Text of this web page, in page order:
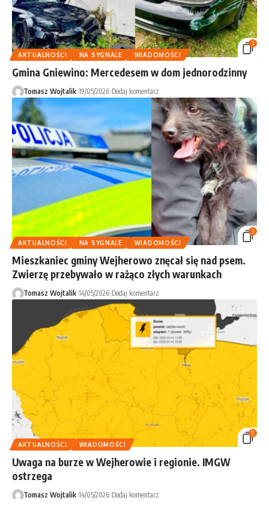
3
AKTUALNOŚCI
NA SYGNALE WIADOMOŚCI
Gmina Gniewino: Mercedesem w dom jednorodzinny
Tomasz Wojtalik 19/05/2026 Dodaj komentarz
3
AKTUALNOŚCI
NA SYGNALE WIADOMOŚCI
Mieszkaniec gminy Wejherowo znęcał się nad psem.
Zwierzę przebywało w rażąco złych warunkach
Tomasz Wojtalik 14/05/2026 Dodaj komentarz
11
AKTUALNOŚCI
WIADOMOŚCI
Uwaga na burze w Wejherowie i regionie. IMGW
ostrzega
Tomasz Wojtalik 14/05/2026 Dodaj komentarz